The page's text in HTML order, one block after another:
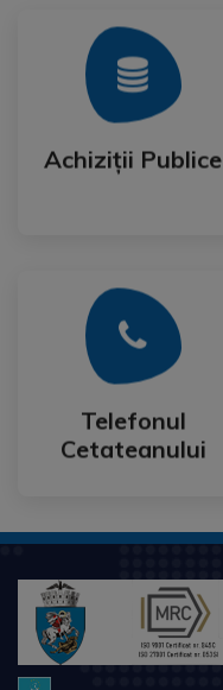
Achiziții Publice
Achiziții Publice
Mai Mult
Telefonul
Cetateanului
Telefonul
Cetateanului
Mai Mult